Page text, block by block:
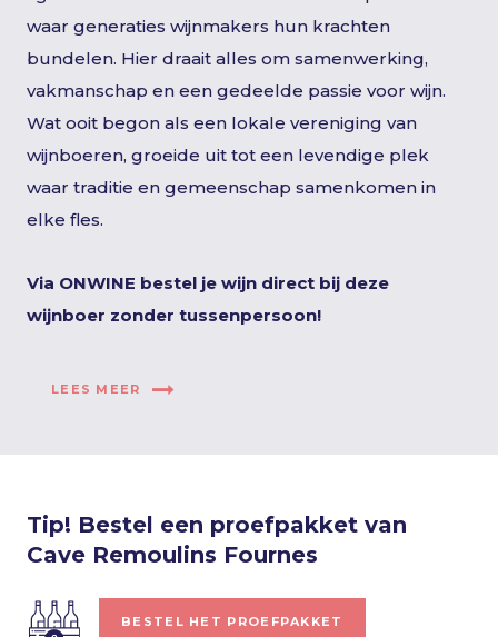
waar generaties wijnmakers hun krachten
bundelen. Hier draait alles om samenwerking,
vakmanschap en een gedeelde passie voor wijn.
Wat ooit begon als een lokale vereniging van
wijnboeren, groeide uit tot een levendige plek
waar traditie en gemeenschap samenkomen in
elke fles.
Via ONWINE bestel je wijn direct bij deze
wijnboer zonder tussenpersoon!
LEES MEER
Tip! Bestel een proefpakket van
Cave Remoulins Fournes
BESTEL HET PROEFPAKKET